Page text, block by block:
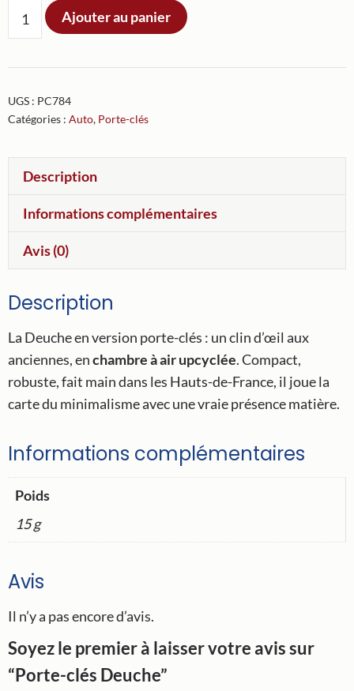
quantité
Deuche
Ajouter au panier
UGS : PC784
Catégories : Auto, Porte-clés
Description
Informations complémentaires
Avis (0)
Description
La Deuche en version porte-clés : un clin d’œil aux
anciennes, enchambre à air upcyclée. Compact,
robuste, fait main dans les Hauts-de-France, il joue la
carte du minimalisme avec une vraie présence matière.
Informations complémentaires
Poids
15 g
Avis
Il n’y a pas encore d’avis.
Soyez le premier à laisser votre avis sur
“Porte-clés Deuche”